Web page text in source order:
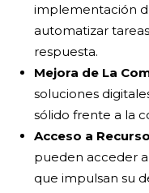
implementación
automatizar
respuesta.
Mejora de La
soluciones
sólido frente a la
Acceso a
pueden acceder
que impulsan su